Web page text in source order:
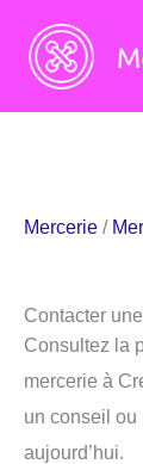
contenu
Mercerie /
Contacter
Consultez la
mercerie à
un conseil ou
aujourd’hui.